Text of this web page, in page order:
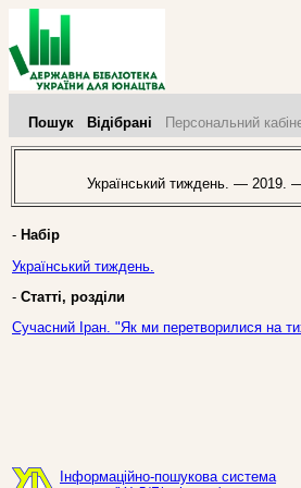
Пошук Відібрані Персональний
Український тиждень. — 2019.
- Набір
Український тиждень.
- Статті, розділи
Сучасний Іран. "Як ми перетворилися на
Інформаційно-пошукова система